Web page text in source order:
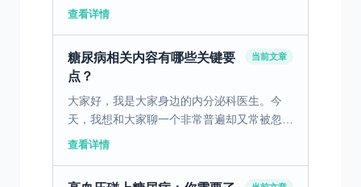
们的健康，而且常常结伴而行，给患者带来更
查看详情
糖尿病相关内容有哪些关键要
点？
当前文章
大家好，我是大家身边的内分泌科医生。今
天，我想和大家聊一个非常普遍却又常被忽视
的话题：糖尿病和睡眠之间的关系。很多人可
查看详情